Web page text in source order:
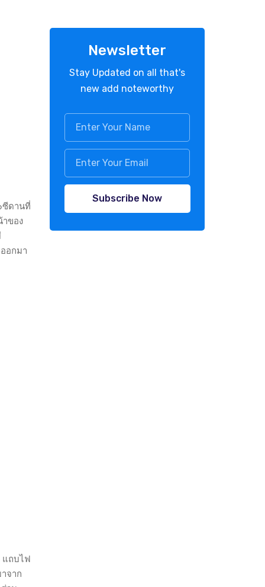
ซีดานที่
ของ
อกมา
แถบไฟ
จาก
Newsletter
Stay Updated on all that's
new add noteworthy
Subscribe Now